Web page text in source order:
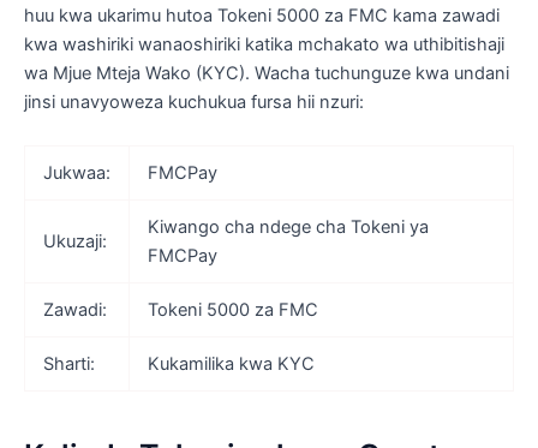
huu kwa ukarimu hutoa Tokeni 5000 za FMC kama zawadi
kwa washiriki wanaoshiriki katika mchakato wa uthibitishaji
wa Mjue Mteja Wako (KYC). Wacha tuchunguze kwa undani
jinsi unavyoweza kuchukua fursa hii nzuri:
Jukwaa: FMCPay
Ukuzaji:
Kiwango cha ndege cha Tokeni ya
FMCPay
Zawadi: Tokeni 5000 za FMC
Sharti: Kukamilika kwa KYC